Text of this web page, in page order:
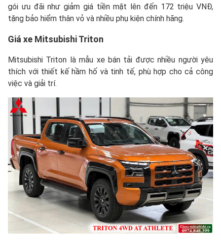
gói ưu đãi như giảm giá tiền mặt lên đến 172 triệu VNĐ,
tặng bảo hiểm thân vỏ và nhiều phụ kiện chính hãng.
Giá xe Mitsubishi Triton
Mitsubishi Triton là mẫu xe bán tải được nhiều người yêu
thích với thiết kế hầm hố và tinh tế, phù hợp cho cả công
việc và giải trí.